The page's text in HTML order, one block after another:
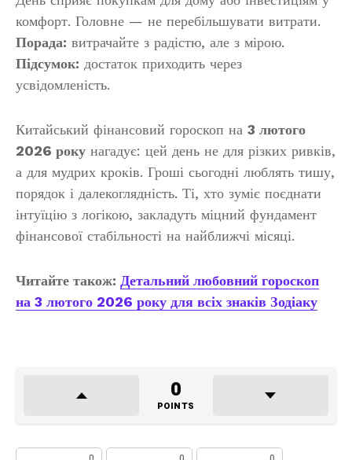
комфорт. Головне — не перебільшувати витрати.
Порада: витрачайте з радістю, але з мірою.
Підсумок: достаток приходить через
усвідомленість.
Китайський фінансовий гороскоп на 3 лютого
2026 року нагадує: цей день не для різких ривків,
а для мудрих кроків. Гроші сьогодні люблять тишу,
порядок і далекоглядність. Ті, хто зуміє поєднати
інтуїцію з логікою, закладуть міцний фундамент
фінансової стабільності на найближчі місяці.
Читайте також: Детальний любовний гороскоп
на 3 лютого 2026 року для всіх знаків Зодіаку
0
POINTS